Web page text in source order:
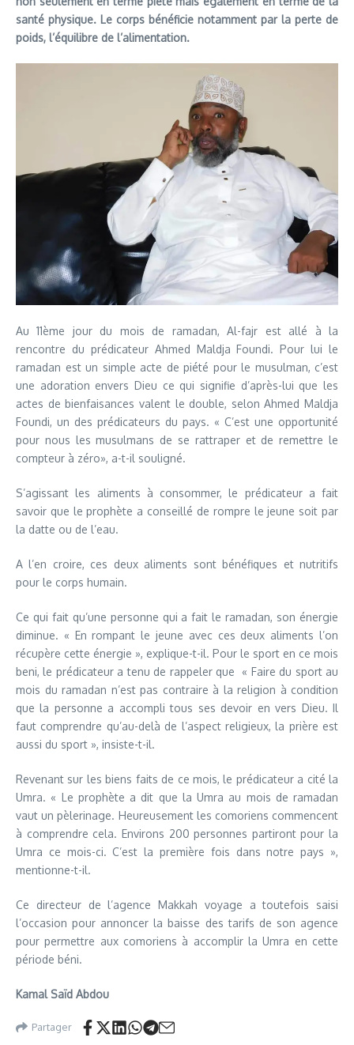
santé physique. Le corps bénéficie notamment par la perte de
poids, l’équilibre de l’alimentation.
Au 11ème jour du mois de ramadan, Al-fajr est allé à la
rencontre du prédicateur Ahmed Maldja Foundi. Pour lui le
ramadan est un simple acte de piété pour le musulman, c’est
une adoration envers Dieu ce qui signifie d’après-lui que les
actes de bienfaisances valent le double, selon Ahmed Maldja
Foundi, un des prédicateurs du pays. « C’est une opportunité
pour nous les musulmans de se rattraper et de remettre le
compteur à zéro», a-t-il souligné.
S’agissant les aliments à consommer, le prédicateur a fait
savoir que le prophète a conseillé de rompre le jeune soit par
la datte ou de l’eau.
A l’en croire, ces deux aliments sont bénéfiques et nutritifs
pour le corps humain.
Ce qui fait qu’une personne qui a fait le ramadan, son énergie
diminue. « En rompant le jeune avec ces deux aliments l’on
récupère cette énergie », explique-t-il. Pour le sport en ce mois
beni, le prédicateur a tenu de rappeler que « Faire du sport au
mois du ramadan n’est pas contraire à la religion à condition
que la personne a accompli tous ses devoir en vers Dieu. Il
faut comprendre qu’au-delà de l’aspect religieux, la prière est
aussi du sport », insiste-t-il.
Revenant sur les biens faits de ce mois, le prédicateur a cité la
Umra. « Le prophète a dit que la Umra au mois de ramadan
vaut un pèlerinage. Heureusement les comoriens commencent
à comprendre cela. Environs 200 personnes partiront pour la
Umra ce mois-ci. C’est la première fois dans notre pays »,
mentionne-t-il.
Ce directeur de l’agence Makkah voyage a toutefois saisi
l’occasion pour annoncer la baisse des tarifs de son agence
pour permettre aux comoriens à accomplir la Umra en cette
période béni.
Kamal Saïd Abdou
Partager